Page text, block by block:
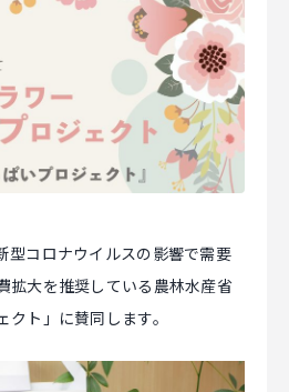
ジェント
型コロナウイルスの影響で需要
拡大を推奨している農林水産省
ト」に賛同します。